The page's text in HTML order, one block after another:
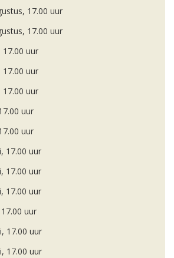
17.00 uur
17.00 uur
uur
uur
uur
uur
uur
17.00 uur
17.00 uur
17.00 uur
uur
17.00 uur
17.00 uur